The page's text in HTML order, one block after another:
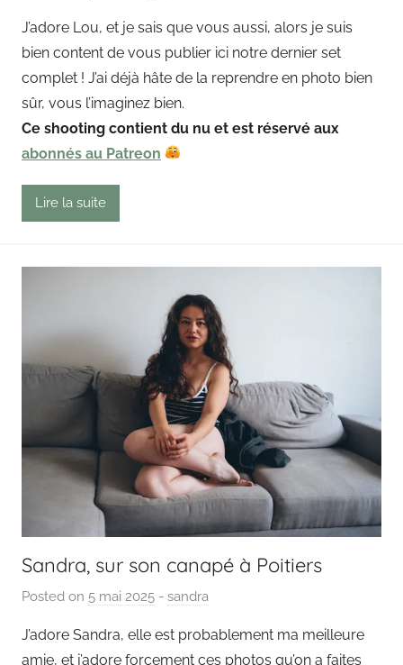
P
a
i
n
g
o
J’adore Lou, et je sais que vous aussi, alors je suis
bien content de vous publier ici notre dernier set
complet ! J’ai déjà hâte de la reprendre en photo bien
sûr, vous l’imaginez bien.
Ce shooting contient du nu et est réservé aux
abonnés au Patreon
Lire la suite
Sandra, sur son canapé à Poitiers
Posted on 5 mai 2025 b
P
- sandra
J’adore Sandra, elle est probablement ma meilleure
amie, et j’adore forcement ces photos qu’on a faites